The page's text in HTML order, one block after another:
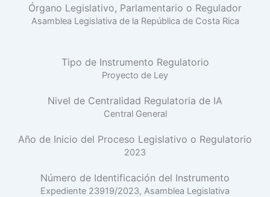
Órgano Legislativo, Parlamentario o Regulador
Asamblea Legislativa de la República de Costa Rica
Tipo de Instrumento Regulatorio
Proyecto de Ley
Nivel de Centralidad Regulatoria de IA
Central General
Año de Inicio del Proceso Legislativo o Regulatorio
2023
Número de Identificación del Instrumento
Expediente 23919/2023, Asamblea Legislativa